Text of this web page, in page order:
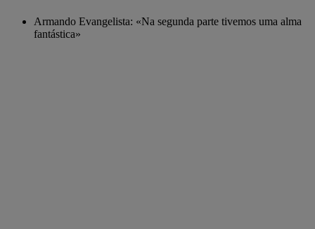
Armando Evangelista: «Na segunda parte tivemos uma alma
fantástica»